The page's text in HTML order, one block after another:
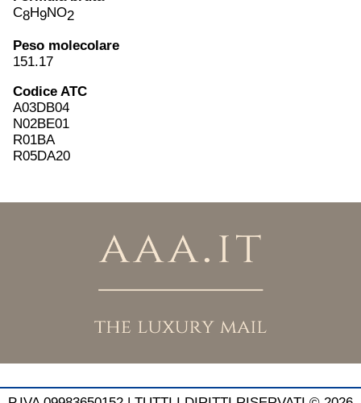
C8H9NO2
Peso molecolare
151.17
Codice ATC
A03DB04
N02BE01
R01BA
R05DA20